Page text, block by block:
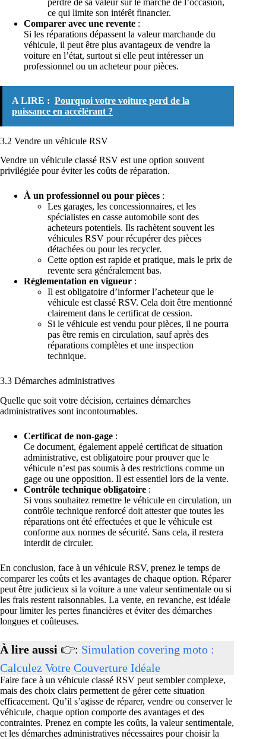
ce qui limite son intérêt financier.
Comparer avec une revente :
Si les réparations dépassent la valeur marchande du
véhicule, il peut être plus avantageux de vendre la
voiture en l’état, surtout si elle peut intéresser un
professionnel ou un acheteur pour pièces.
A LIRE : Pourquoi votre voiture perd de la
puissance en accélérant ?
3.2 Vendre un véhicule RSV
Vendre un véhicule classé RSV est une option souvent
privilégiée pour éviter les coûts de réparation.
À un professionnel ou pour pièces :
Les garages, les concessionnaires, et les
spécialistes en casse automobile sont des
acheteurs potentiels. Ils rachètent souvent les
véhicules RSV pour récupérer des pièces
détachées ou pour les recycler.
Cette option est rapide et pratique, mais le prix de
revente sera généralement bas.
Réglementation en vigueur :
Il est obligatoire d’informer l’acheteur que le
véhicule est classé RSV. Cela doit être mentionné
clairement dans le certificat de cession.
Si le véhicule est vendu pour pièces, il ne pourra
pas être remis en circulation, sauf après des
réparations complètes et une inspection
technique.
3.3 Démarches administratives
Quelle que soit votre décision, certaines démarches
administratives sont incontournables.
Certificat de non-gage :
Ce document, également appelé certificat de situation
administrative, est obligatoire pour prouver que le
véhicule n’est pas soumis à des restrictions comme un
gage ou une opposition. Il est essentiel lors de la vente.
Contrôle technique obligatoire :
Si vous souhaitez remettre le véhicule en circulation, un
contrôle technique renforcé doit attester que toutes les
réparations ont été effectuées et que le véhicule est
conforme aux normes de sécurité. Sans cela, il restera
interdit de circuler.
En conclusion, face à un véhicule RSV, prenez le temps de
comparer les coûts et les avantages de chaque option. Réparer
peut être judicieux si la voiture a une valeur sentimentale ou si
les frais restent raisonnables. La vente, en revanche, est idéale
pour limiter les pertes financières et éviter des démarches
longues et coûteuses.
À lire aussi 👉: Simulation covering moto :
Calculez Votre Couverture Idéale
Faire face à un véhicule classé RSV peut sembler complexe,
mais des choix clairs permettent de gérer cette situation
efficacement. Qu’il s’agisse de réparer, vendre ou conserver le
véhicule, chaque option comporte des avantages et des
contraintes. Prenez en compte les coûts, la valeur sentimentale,
et les démarches administratives nécessaires pour choisir la